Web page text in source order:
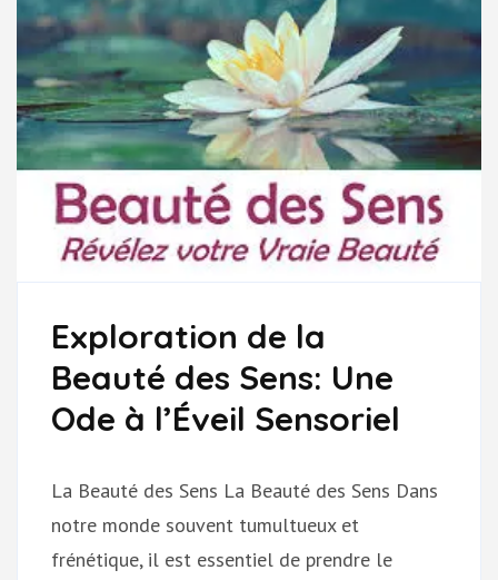
Exploration de la
Beauté des Sens: Une
Ode à l’Éveil Sensoriel
La Beauté des Sens La Beauté des Sens Dans
notre monde souvent tumultueux et
frénétique, il est essentiel de prendre le